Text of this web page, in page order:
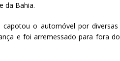
da Bahia.
o automóvel por diversas
e foi arremessado para fora do